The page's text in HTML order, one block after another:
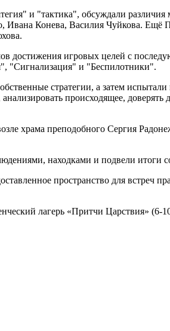
и "тактика", обсуждали
Ивана Конева, Василия Чуйкова. Ещё
достижения игровых целей с
"Сигнализация" и "Беспилотники".
стратегии, а затем испытали
происходящее, доверять
храма преподобного Сергия
находками и подвели итоги
пространство для встреч
лагерь «Притчи Царствия» (6-